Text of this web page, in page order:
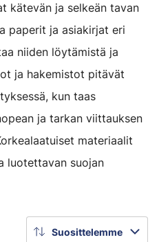
kätevän ja selkeän tavan
paperit ja asiakirjat eri
niiden löytämistä ja
ja hakemistot pitävät
kun taas
ja tarkan viittauksen
materiaalit
luotettavan suojan
Suosittelemme